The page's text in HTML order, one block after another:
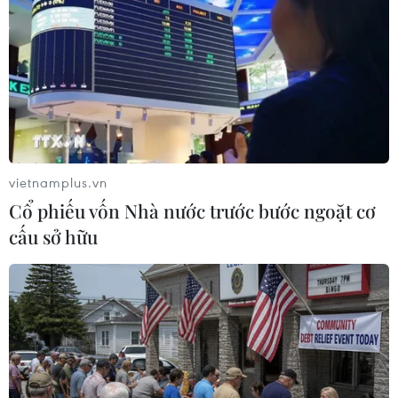
#Gian lận chứng khoán
#Cảnh sát Hàn Quốc
#Interpol
#Do Kwon Hàn Quốc
Theo dõi VietnamPlus
TIN LIÊN QUAN
vietnamplus.vn
Cổ phiếu vốn Nhà nước trước bước ngoặt cơ
cấu sở hữu